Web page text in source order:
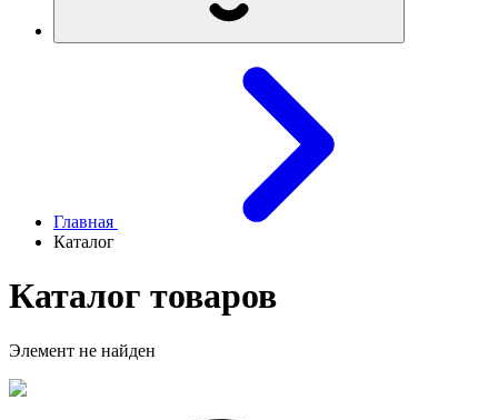
Главная
Каталог
Каталог товаров
Элемент не найден